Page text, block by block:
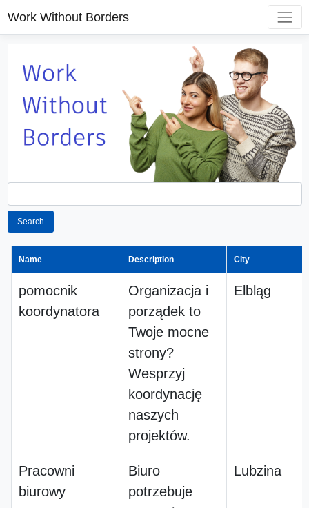
Work Without Borders
Search
Name Description City
pomocnik
koordynatora
Organizacja i
porządek to
Twoje mocne
strony?
Wesprzyj
koordynację
naszych
projektów.
Elbląg
Pracowni
biurowy
Biuro
potrzebuje
Lubzina